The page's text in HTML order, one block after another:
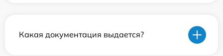
Какая документация выдается?